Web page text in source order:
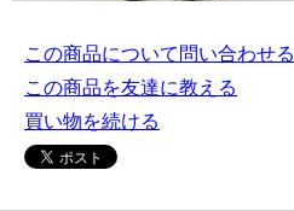
この商品について問い合わせる
この商品を友達に教える
買い物を続ける